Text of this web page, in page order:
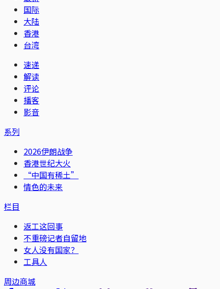
国际
大陆
香港
台湾
速递
解读
评论
播客
影音
系列
2026伊朗战争
香港世纪大火
“中国有稀土”
情色的未来
栏目
返工这回事
不重磅记者自留地
女人没有国家？
工具人
周边商城